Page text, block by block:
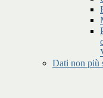
Dati non più